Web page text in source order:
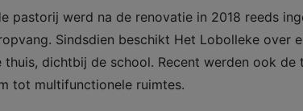
pastorij werd na de renovatie in 2018 reeds
Sindsdien beschikt Het Lobolleke over
dichtbij de school. Recent werden ook de
tot multifunctionele ruimtes.